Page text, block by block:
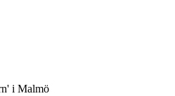
i Malmö